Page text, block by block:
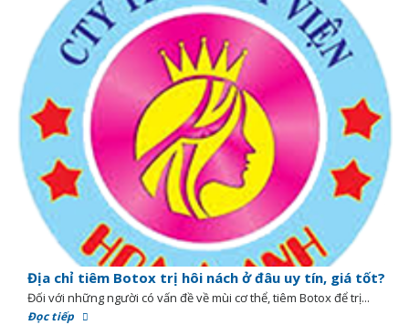
Địa chỉ tiêm Botox trị hôi nách ở đâu uy tín, giá tốt?
Đối với những người có vấn đề về mùi cơ thể, tiêm Botox để trị...
Đọc tiếp